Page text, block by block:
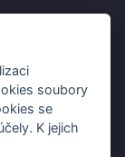
tu
Fiskars
ceny z letáku!
soubory
se
K jejich